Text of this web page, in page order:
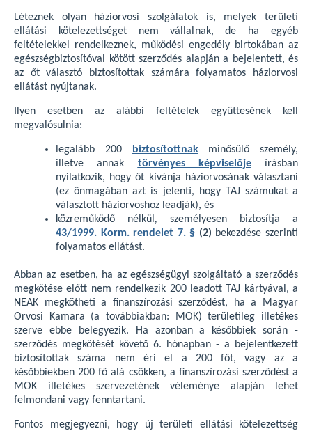
Léteznek olyan háziorvosi szolgálatok is, melyek területi
ellátási kötelezettséget nem vállalnak, de ha egyéb
feltételekkel rendelkeznek, működési engedély birtokában az
egészségbiztosítóval kötött szerződés alapján a bejelentett, és
az őt választó biztosítottak számára folyamatos háziorvosi
ellátást nyújtanak.
Ilyen esetben az alábbi feltételek együttesének kell
megvalósulnia:
legalább 200 biztosítottnakminősülő személy,
illetve annak törvényes képviselőjeírásban
nyilatkozik, hogy őt kívánja háziorvosának választani
(ez önmagában azt is jelenti, hogy TAJ számukat a
választott háziorvoshoz leadják), és
közreműködő nélkül , személyesen biztosítja a
43/1999. Korm. rendelet 7. § (2) bekezdése szerinti
folyamatos ellátást.
Abban az esetben, ha az egészségügyi szolgáltató a szerződés
megkötése előtt nem rendelkezik 200 leadott TAJ kártyával, a
NEAK megkötheti a finanszírozási szerződést, ha a Magyar
Orvosi Kamara (a továbbiakban: MOK) területileg illetékes
szerve ebbe belegyezik. Ha azonban a későbbiek során -
szerződés megkötését követő 6. hónapban - a bejelentkezett
biztosítottak száma nem éri el a 200 főt, vagy az a
későbbiekben 200 fő alá csökken, a finanszírozási szerződést a
MOK illetékes szervezetének véleménye alapján lehet
felmondani vagy fenntartani.
Fontos megjegyezni, hogy új területi ellátási kötelezettség